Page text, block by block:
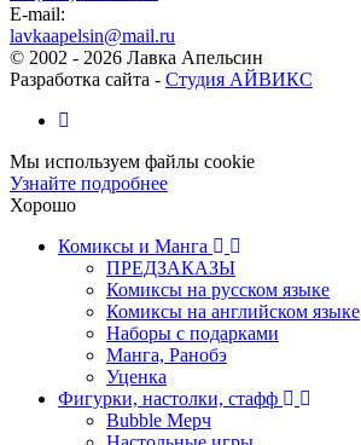
E-mail:
lavkaapelsin@mail.ru
© 2002 - 2026 Лавка Апельсин
Разработка сайта - Студия АЙВИКС
Мы используем файлы cookie
Узнайте подробнее
Хорошо
Комиксы и Манга
ПРЕДЗАКАЗЫ
Комиксы на русском языке
Комиксы на английском языке
Наборы с подарками
Манга, Ранобэ
Уценка
Фигурки, настолки, стафф
Bubble Мерч